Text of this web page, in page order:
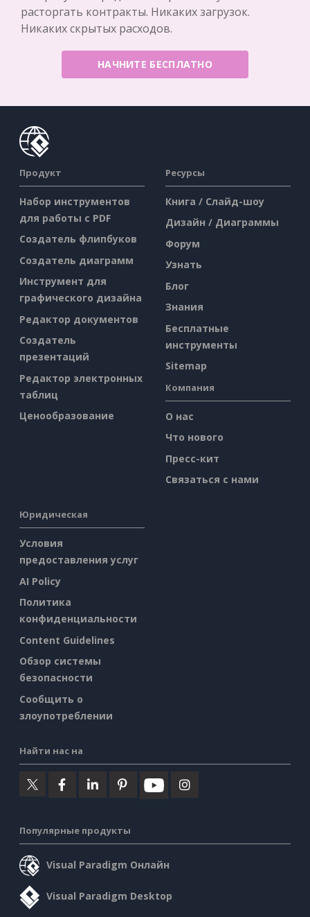
расторгать контракты. Никаких загрузок.
Никаких скрытых расходов.
НАЧНИТЕ БЕСПЛАТНО
Продукт
Набор инструментов
для работы с PDF
Создатель флипбуков
Создатель диаграмм
Инструмент для
графического дизайна
Редактор документов
Создатель
презентаций
Редактор электронных
таблиц
Ценообразование
Ресурсы
Книга / Слайд-шоу
Дизайн / Диаграммы
Форум
Узнать
Блог
Знания
Бесплатные
инструменты
Sitemap
Компания
О нас
Что нового
Пресс-кит
Связаться с нами
Юридическая
Условия
предоставления услуг
AI Policy
Политика
конфиденциальности
Content Guidelines
Обзор системы
безопасности
Сообщить о
злоупотреблении
Найти нас на
Популярные продукты
Visual Paradigm Онлайн
Visual Paradigm Desktop